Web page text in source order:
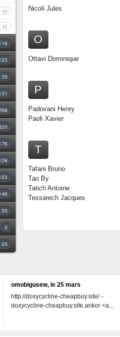
12
10
35
55
3
25
Nicoli Jules
O
Ottavi Dominique
P
Padovani Henry
Paoli Xavier
T
Tafani Bruno
Tao By
Tatich Antoine
Tessarech Jacques
omobigusew, le 25 mars
http://doxycycline-cheapbuy.site/ -
doxycycline-cheapbuy.site.ankor <a...